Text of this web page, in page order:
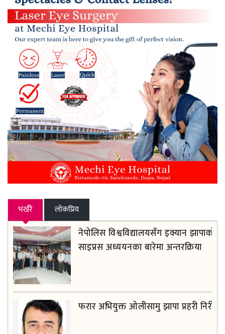
भर्खरै लाेकप्रिय
नेपोलिस विश्वविद्यालयसँग इक्यान झापाको
साइप्रस अध्ययनका बारेमा अन्तरक्रिया
फरार अभियुक्त ओलीसामु झापा प्रहरी निरीह